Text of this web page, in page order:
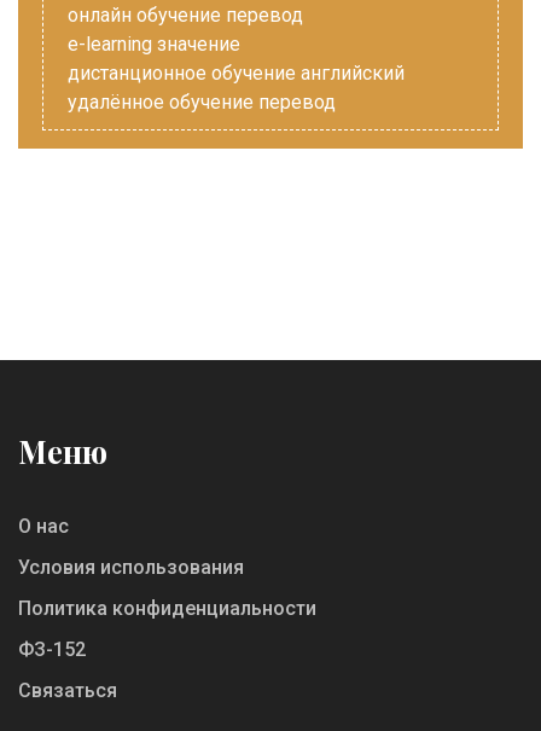
онлайн обучение перевод
e-learning значение
дистанционное обучение английский
удалённое обучение перевод
Меню
О нас
Условия использования
Политика конфиденциальности
ФЗ-152
Связаться